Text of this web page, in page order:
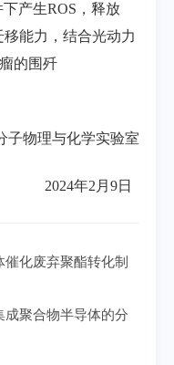
产生ROS，释放
能力，结合光动力
的围歼
子物理与化学实验室
2024年2月9日
化废弃聚酯转化制
聚合物半导体的分